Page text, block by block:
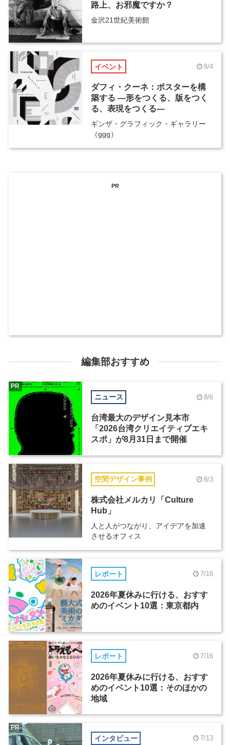
路上、お邪魔ですか？
金沢21世紀美術館
イベント 8/4
ダフィ・クーネ：ポスターを構
築する ―形をつくる、版をつく
る、表現をつくる―
ギンザ・グラフィック・ギャラリー
（ggg）
PR
編集部おすすめ
ニュース 8/6
台湾最大のデザイン見本市
「2026台湾クリエイティブエキ
スポ」が8月31日まで開催
PR
空間デザイン事例 8/3
株式会社メルカリ「Culture
Hub」
人と人がつながり、アイデアを加速
させるオフィス
レポート 7/16
2026年夏休みに行ける、おすす
めのイベント10選：東京都内
レポート 7/16
2026年夏休みに行ける、おすす
めのイベント10選：そのほかの
地域
インタビュー 7/13
PR